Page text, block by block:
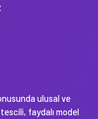
ulusal ve
faydalı model